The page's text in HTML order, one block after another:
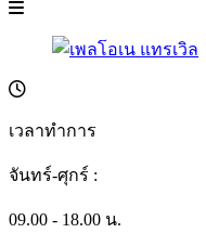
เวลาทำการ
จันทร์-ศุกร์ :
09.00 - 18.00 น.